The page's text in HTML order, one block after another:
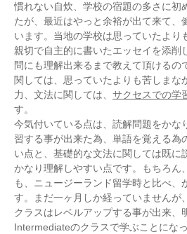
慣れない自炊、学校の宿題の多さに初
たが、最近はやっと余裕が出て来て、
います。当地の学校は思っていたより
親切で自主的に書いたエッセイを添削
問にも理解出来るまで教えて頂けるの
関しては、思っていたよりも苦しまな
力、文法に関しては、 サクセスでの学
す。
今気付いている点は、読解問題をかな
習する事が出来た為、単語を覚える為
い点と、基礎的な文法に関しては既に
かなり理解しやすい点です。もちろん
も、ニュージーランド留学時と比べ、
す。まだ一ヶ月しか経っていませんが
クラスはレベルアップする事が出来、
Intermediateのクラスで学ぶことになっ